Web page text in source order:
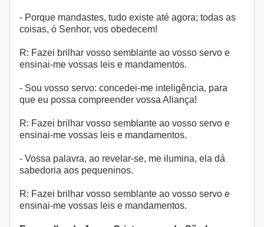
- Porque mandastes, tudo existe até agora; todas as
coisas, ó Senhor, vos obedecem!
R: Fazei brilhar vosso semblante ao vosso servo e
ensinai-me vossas leis e mandamentos.
- Sou vosso servo: concedei-me inteligência, para
que eu possa compreender vossa Aliança!
R: Fazei brilhar vosso semblante ao vosso servo e
ensinai-me vossas leis e mandamentos.
- Vossa palavra, ao revelar-se, me ilumina, ela dá
sabedoria aos pequeninos.
R: Fazei brilhar vosso semblante ao vosso servo e
ensinai-me vossas leis e mandamentos.